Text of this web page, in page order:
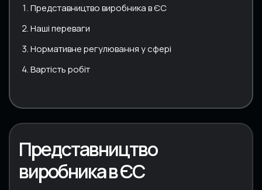
Представництво виробника в ЄС
Наші переваги
Нормативне регулювання у сфері
Вартість робіт
Представництво
виробника в ЄС